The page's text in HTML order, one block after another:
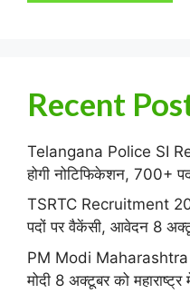
Recent
Telangana Police SI
होगी नोटिफिकेशन, 700+
TSRTC Recruitment
पदों पर वैकेंसी, आवेदन 8
PM Modi Maharashtra
मोदी 8 अक्टूबर को